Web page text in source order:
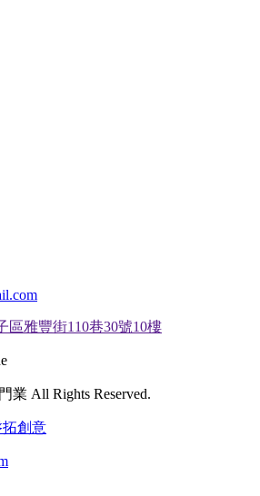
區雅豐街110巷30號10樓
業 All Rights Reserved.
創意